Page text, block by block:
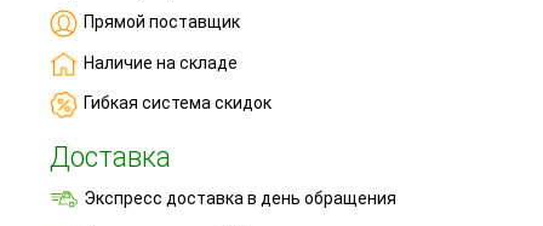
Прямой поставщик
Наличие на складе
Гибкая система скидок
Доставка
Экспресс доставка в день обращения